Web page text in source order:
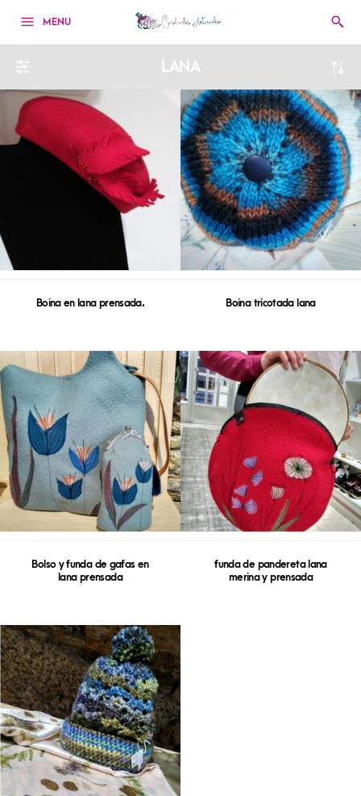
MENU
LANA
Boina en lana prensada. Boina tricotada lana
Bolso y funda de gafas en
lana prensada
funda de pandereta lana
merina y prensada